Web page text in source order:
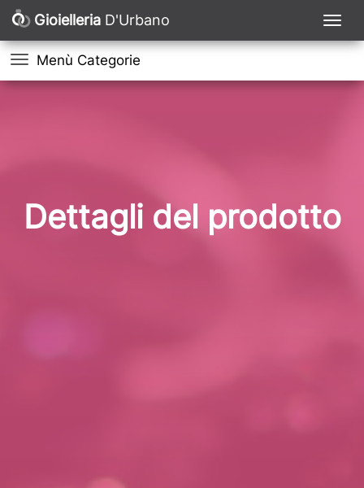
Gioielleria D'Urbano
Menù Categorie
Dettagli del prodotto